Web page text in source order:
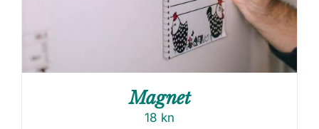
Magnet
18 kn